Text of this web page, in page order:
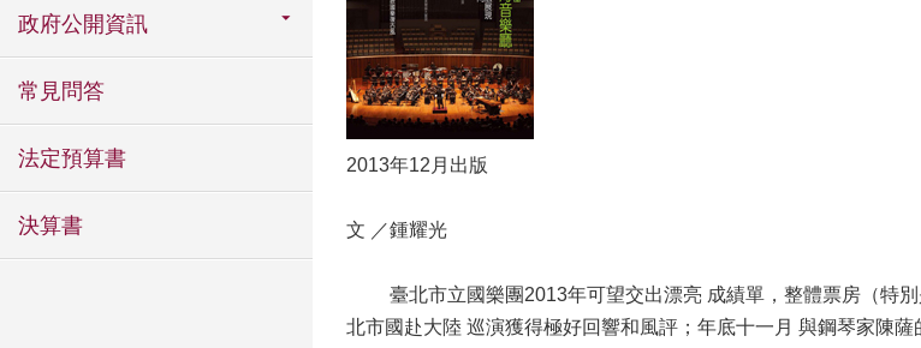
政府公開資訊
常見問答
法定預算書
決算書
2013年12月出版
文 ／鍾耀光
臺北市立國樂團2013年可望交出漂亮 成績單，整體票房（特別
北市國赴大陸 巡演獲得極好回響和風評；年底十一月 與鋼琴家陳